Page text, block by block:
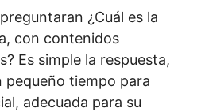
¿Cuál es la
con contenidos
Es simple la respuesta,
pequeño tiempo para
adecuada para su